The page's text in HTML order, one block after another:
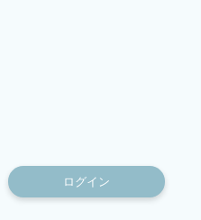
ログイン